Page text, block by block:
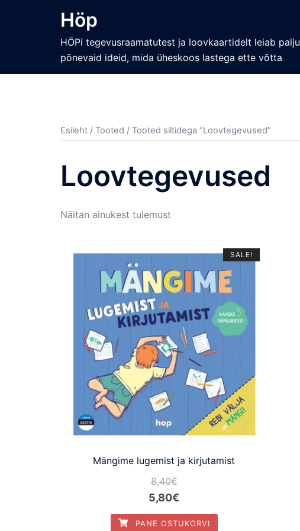
Höp
HÖPi tegevusraamatutest ja loovkaartidelt leiab palju
põnevaid ideid, mida üheskoos lastega ette võtta
Esileht / Tooted / Tooted siltidega “Loovtegevused”
Loovtegevused
Näitan ainukest tulemust
SALE!
Mängime lugemist ja kirjutamist
8,40€
5,80€
PANE OSTUKORVI